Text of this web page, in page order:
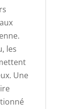
les
Une